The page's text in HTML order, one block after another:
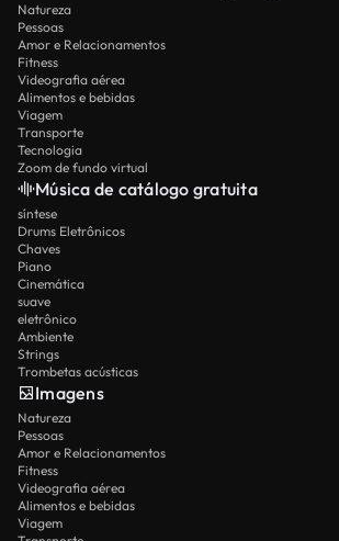
Natureza
Pessoas
Amor e Relacionamentos
Fitness
Videografia aérea
Alimentos e bebidas
Viagem
Transporte
Tecnologia
Zoom de fundo virtual
Música de catálogo gratuita
síntese
Drums Eletrônicos
Chaves
Piano
Cinemática
suave
eletrônico
Ambiente
Strings
Trombetas acústicas
Imagens
Natureza
Pessoas
Amor e Relacionamentos
Fitness
Videografia aérea
Alimentos e bebidas
Viagem